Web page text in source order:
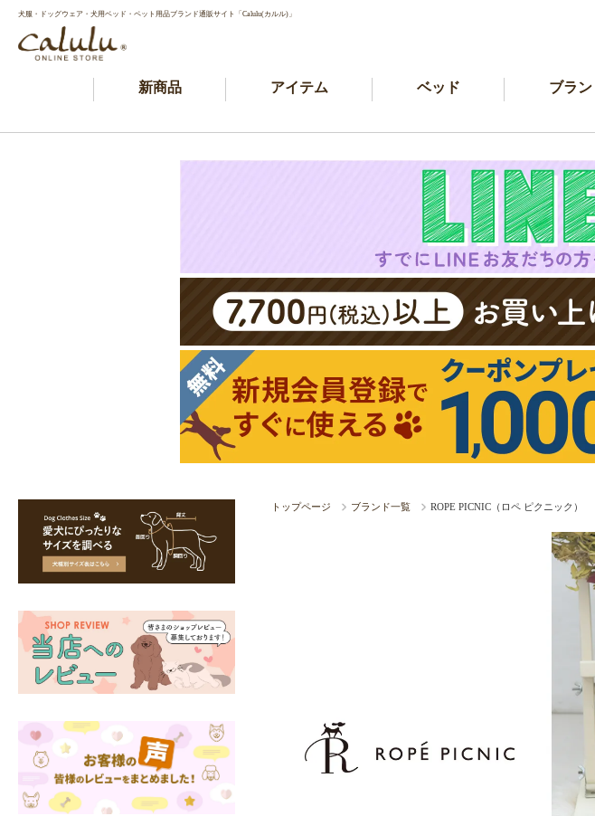
犬服・ドッグウェア・犬用ベッド・ペット用品ブランド通販サイト「Calulu(カルル)」
新商品 アイテム ベッド ブラン
トップページ ブランド一覧 ROPE PICNIC（ロペ ピクニック）